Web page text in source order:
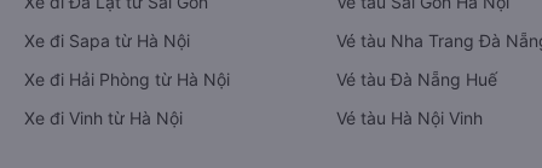
Xe đi Sapa từ Hà Nội
Xe đi Hải Phòng từ Hà Nội
Xe đi Vinh từ Hà Nội
Vé tàu Nha Trang Đà
Vé tàu Đà Nẵng Huế
Vé tàu Hà Nội Vinh